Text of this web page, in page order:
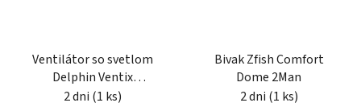
Ventilátor so svetlom
Delphin Ventix
7W/4400mAh
2 dni (1 ks)
Bivak Zfish Comfort
Dome 2Man
2 dni (1 ks)